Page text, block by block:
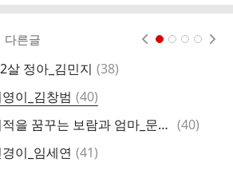
다른글
살 정아_김민지 댓
(38)
이_김창범 댓
글
(40)
사례관리100-4편_기적을 꿈꾸는 보람과 엄마_문미숙 댓
(40)
이_임세연 댓
(41)